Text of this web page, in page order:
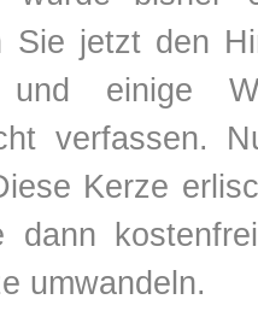
Sie jetzt den
und einige
verfassen.
Kerze
dann
umwandeln.